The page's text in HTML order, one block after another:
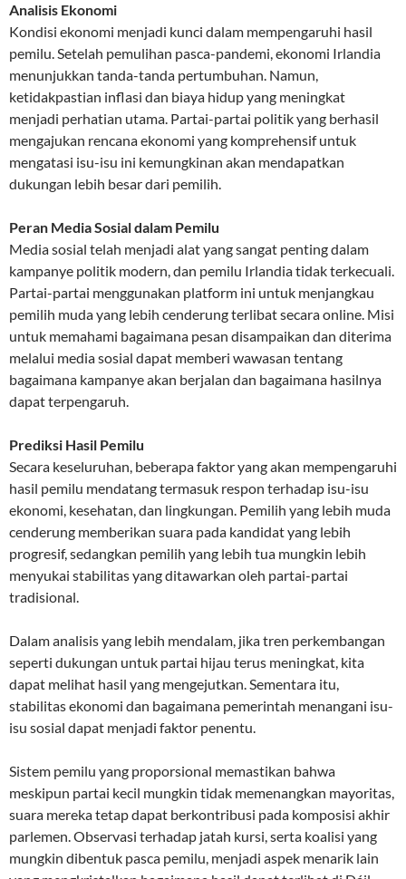
Analisis Ekonomi
Kondisi ekonomi menjadi kunci dalam mempengaruhi hasil
pemilu. Setelah pemulihan pasca-pandemi, ekonomi Irlandia
menunjukkan tanda-tanda pertumbuhan. Namun,
ketidakpastian inflasi dan biaya hidup yang meningkat
menjadi perhatian utama. Partai-partai politik yang berhasil
mengajukan rencana ekonomi yang komprehensif untuk
mengatasi isu-isu ini kemungkinan akan mendapatkan
dukungan lebih besar dari pemilih.
Peran Media Sosial dalam Pemilu
Media sosial telah menjadi alat yang sangat penting dalam
kampanye politik modern, dan pemilu Irlandia tidak terkecuali.
Partai-partai menggunakan platform ini untuk menjangkau
pemilih muda yang lebih cenderung terlibat secara online. Misi
untuk memahami bagaimana pesan disampaikan dan diterima
melalui media sosial dapat memberi wawasan tentang
bagaimana kampanye akan berjalan dan bagaimana hasilnya
dapat terpengaruh.
Prediksi Hasil Pemilu
Secara keseluruhan, beberapa faktor yang akan mempengaruhi
hasil pemilu mendatang termasuk respon terhadap isu-isu
ekonomi, kesehatan, dan lingkungan. Pemilih yang lebih muda
cenderung memberikan suara pada kandidat yang lebih
progresif, sedangkan pemilih yang lebih tua mungkin lebih
menyukai stabilitas yang ditawarkan oleh partai-partai
tradisional.
Dalam analisis yang lebih mendalam, jika tren perkembangan
seperti dukungan untuk partai hijau terus meningkat, kita
dapat melihat hasil yang mengejutkan. Sementara itu,
stabilitas ekonomi dan bagaimana pemerintah menangani isu-
isu sosial dapat menjadi faktor penentu.
Sistem pemilu yang proporsional memastikan bahwa
meskipun partai kecil mungkin tidak memenangkan mayoritas,
suara mereka tetap dapat berkontribusi pada komposisi akhir
parlemen. Observasi terhadap jatah kursi, serta koalisi yang
mungkin dibentuk pasca pemilu, menjadi aspek menarik lain